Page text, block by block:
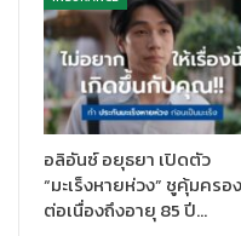
Platform การจัดระบบหลัก
ตัวแทนให้มีความแข็งแกร่ง
ส่งผลให้ในปี 2024 เจนเนอร
สำเร็จในด้านการพัฒนาและ
เด่น ได้แก่การปรับโครงสร้า
Compensation)ที่สามารถส
มั่งคั่งการสนับสนุนการสร้าง
อลิอันซ์ อยุธยา เปิดตัว
“มะเร็งหายห่วง” ชูคุ้มครอง
ต่อเนื่องถึงอายุ 85 ปี…